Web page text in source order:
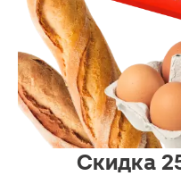
желудка, как бывает у
Скидка